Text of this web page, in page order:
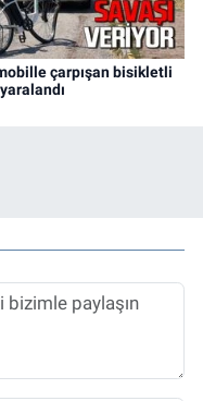
çarpışan bisikletli